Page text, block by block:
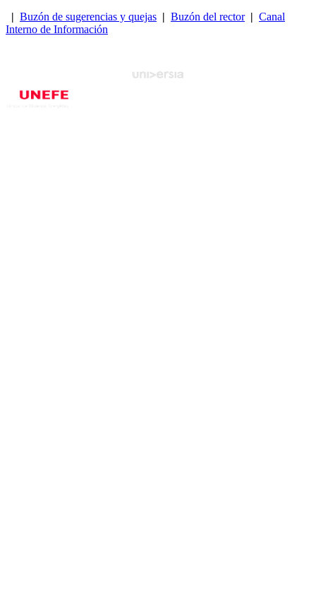
| Buzón de sugerencias y quejas | Buzón del rector| Canal
Interno de Información